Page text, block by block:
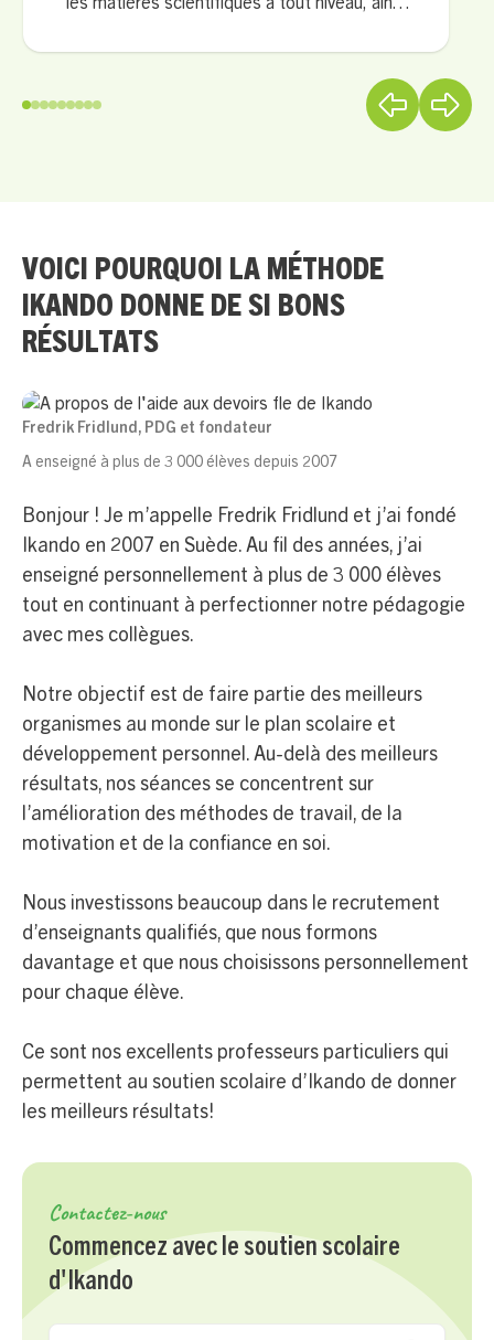
primaire/collège. Depuis 1 an, je donne des
cours privés pour les premières années de
médecine qui préparent le concours. Mon
approche est basée sur la pédagogie, la
VOICI POURQUOI LA MÉTHODE
IKANDO DONNE DE SI BONS
RÉSULTATS
Bonjour ! Je m’appelle Fredrik Fridlund et j’ai fondé
Ikando en 2007 en Suède. Au fil des années, j’ai
enseigné personnellement à plus de 3 000 élèves
tout en continuant à perfectionner notre pédagogie
avec mes collègues.
Notre objectif est de faire partie des meilleurs
organismes au monde sur le plan scolaire et
développement personnel. Au-delà des meilleurs
résultats, nos séances se concentrent sur
l’amélioration des méthodes de travail, de la
motivation et de la confiance en soi.
Nous investissons beaucoup dans le recrutement
d’enseignants qualifiés, que nous formons
davantage et que nous choisissons personnellement
pour chaque élève.
Ce sont nos excellents professeurs particuliers qui
permettent au soutien scolaire d’Ikando de donner
les meilleurs résultats!
Fredrik Fridlund, PDG et fondateur
A enseigné à plus de 3 000 élèves depuis 2007
Contactez-nous
Commencez avec le soutien scolaire
d'Ikando